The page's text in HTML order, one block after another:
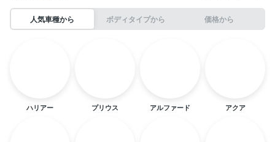
人気車種から ボディタイプから 価格から
ハリアー プリウス アルファード アクア